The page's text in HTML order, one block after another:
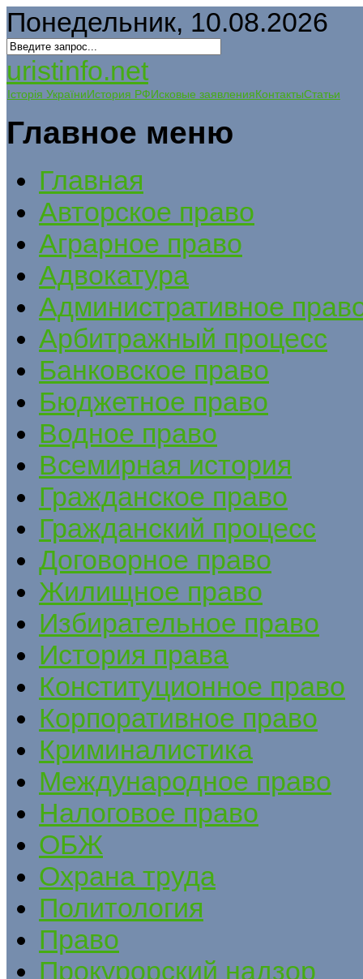
Понедельник, 10.08.2026
uristinfo.net
Історія УкраїниИстория РФИсковые заявленияКонтактыСтатьи
Главное меню
Главная
Авторское право
Аграрное право
Адвокатура
Административное
Арбитражный процесс
Банковское право
Бюджетное право
Водное право
Всемирная история
Гражданское право
Гражданский процесс
Договорное право
Жилищное право
Избирательное право
История права
Конституционное право
Корпоративное право
Криминалистика
Международное право
Налоговое право
ОБЖ
Охрана труда
Политология
Право
Прокурорский надзор